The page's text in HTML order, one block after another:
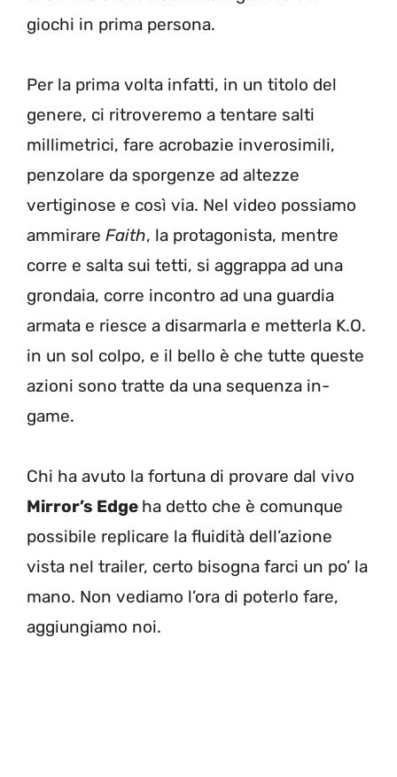
giochi in prima persona.
Per la prima volta infatti, in un titolo del
genere, ci ritroveremo a tentare salti
millimetrici, fare acrobazie inverosimili,
penzolare da sporgenze ad altezze
vertiginose e così via. Nel video possiamo
ammirare Faith, la protagonista, mentre
corre e salta sui tetti, si aggrappa ad una
grondaia, corre incontro ad una guardia
armata e riesce a disarmarla e metterla K.O.
in un sol colpo, e il bello è che tutte queste
azioni sono tratte da una sequenza in-
game.
Chi ha avuto la fortuna di provare dal vivo
Mirror’s Edge ha detto che è comunque
possibile replicare la fluidità dell’azione
vista nel trailer, certo bisogna farci un po’ la
mano. Non vediamo l’ora di poterlo fare,
aggiungiamo noi.